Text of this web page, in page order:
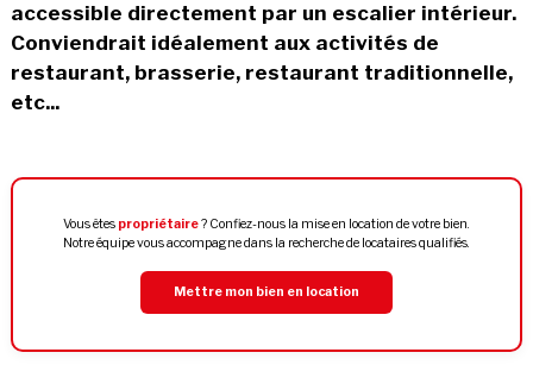
accessible directement par un escalier intérieur.
Conviendrait idéalement aux activités de
restaurant, brasserie, restaurant traditionnelle,
etc...
Vous êtes propriétaire? Confiez-nous la mise en location de votre bien.
Notre équipe vous accompagne dans la recherche de locataires qualifiés.
Mettre mon bien en location